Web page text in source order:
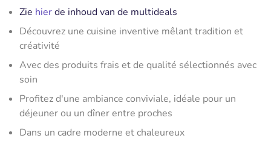
Zie hierde inhoud van de multideals
Découvrez une cuisine inventive mêlant tradition et
créativité
Avec des produits frais et de qualité sélectionnés avec
soin
Profitez d'une ambiance conviviale, idéale pour un
déjeuner ou un dîner entre proches
Dans un cadre moderne et chaleureux